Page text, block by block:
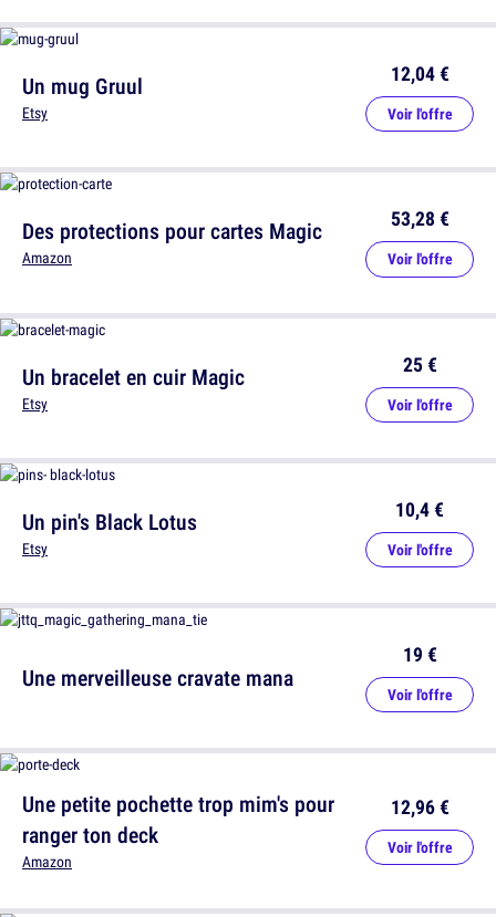
Des protections pour cartes Magic
Amazon
53,28 €
Voir l'offre
Un pin's Black Lotus
Etsy
10,4 €
Voir l'offre
Une petite pochette trop mim's pour
ranger ton deck
Amazon
12,96 €
Voir l'offre
Un mug Gruul
Etsy
12,04 €
Voir l'offre
Un bracelet en cuir Magic
Etsy
25 €
Voir l'offre
Une merveilleuse cravate mana
19 €
Voir l'offre